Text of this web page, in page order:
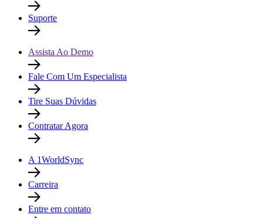
Suporte
Assista Ao Demo
Fale Com Um Especialista
Tire Suas Dúvidas
Contratar Agora
A 1WorldSync
Carreira
Entre em contato